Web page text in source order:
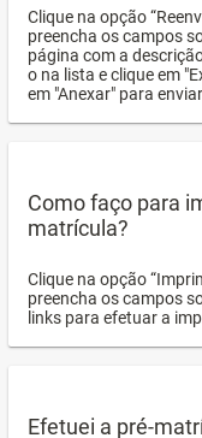
Clique na opção
preencha os campos
página com a
o na lista e clique em
em "Anexar" para
Como faço para
matrícula?
Clique na opção
preencha os campos
links para efetuar a
Efetuei a pré-